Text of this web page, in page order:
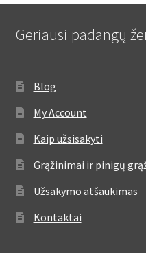
Geriausi padangų
Blog
My Account
Kaip užsisakyti
Grąžinimai ir pinigų
Užsakymo atšaukimas
Kontaktai